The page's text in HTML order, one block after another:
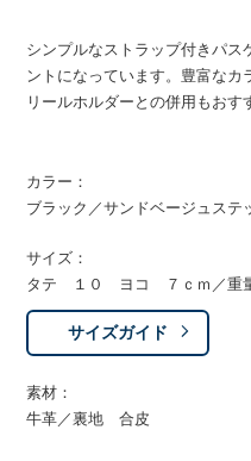
シンプルなストラップ付きパ
ントになっています。豊富な
リールホルダーとの併用もおす
カラー：
ブラック／サンドベージュステ
サイズ：
タテ １０ ヨコ ７ｃｍ／重
サイズガイド
素材：
牛革／裏地 合皮